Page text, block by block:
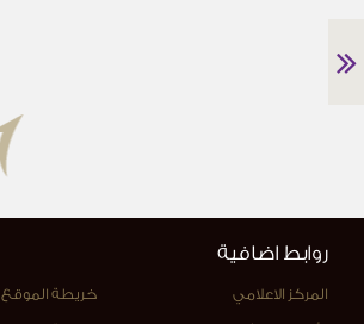
روابط اضافية
المركز الاعلامي خريطة الموقع